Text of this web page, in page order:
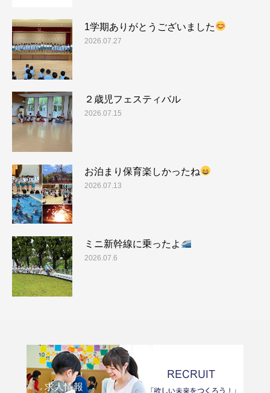
1学期ありがとうございました
2026.07.27
２歳児フェスティバル
2026.07.15
お泊まり保育楽しかったね
2026.07.13
ミニ新幹線に乗ったよ
2026.07.6
求人情報